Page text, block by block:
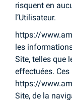
risquent en
l’Utilisateur.
https://
les
Site, telles que
effectuées.
https://
Site, de la